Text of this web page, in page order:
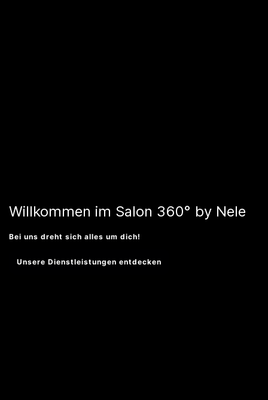
Willkommen im Salon 360° by Nele
Bei uns dreht sich alles um dich!
Unsere Dienstleistungen entdecken